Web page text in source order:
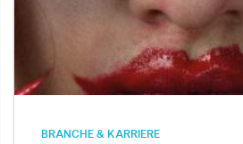
BRANCHE & KARRIERE